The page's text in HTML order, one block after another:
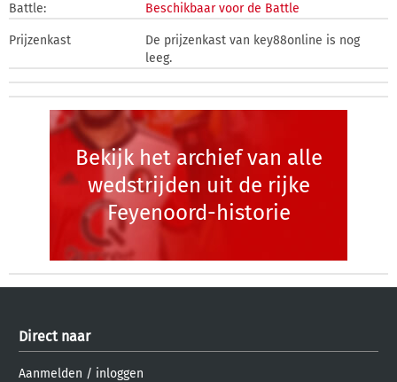
Battle:
Beschikbaar voor de Battle
Prijzenkast
De prijzenkast van key88online is nog
leeg.
Bekijk het archief van alle
wedstrijden uit de rijke
Feyenoord-historie
Direct naar
Aanmelden / inloggen